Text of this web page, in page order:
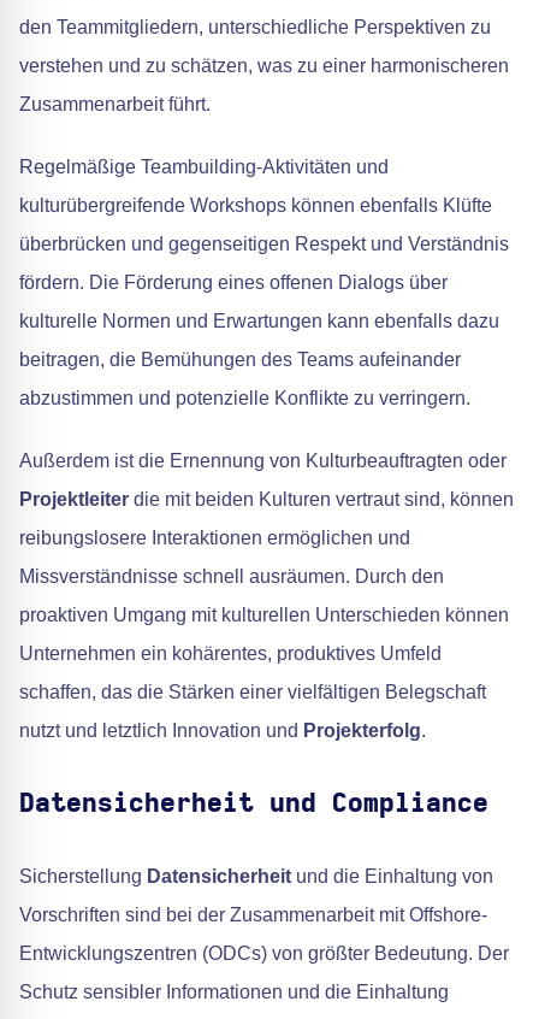
den Teammitgliedern, unterschiedliche Perspektiven zu
verstehen und zu schätzen, was zu einer harmonischeren
Zusammenarbeit führt.
Regelmäßige Teambuilding-Aktivitäten und
kulturübergreifende Workshops können ebenfalls Klüfte
überbrücken und gegenseitigen Respekt und Verständnis
fördern. Die Förderung eines offenen Dialogs über
kulturelle Normen und Erwartungen kann ebenfalls dazu
beitragen, die Bemühungen des Teams aufeinander
abzustimmen und potenzielle Konflikte zu verringern.
Außerdem ist die Ernennung von Kulturbeauftragten oder
Projektleiter die mit beiden Kulturen vertraut sind, können
reibungslosere Interaktionen ermöglichen und
Missverständnisse schnell ausräumen. Durch den
proaktiven Umgang mit kulturellen Unterschieden können
Unternehmen ein kohärentes, produktives Umfeld
schaffen, das die Stärken einer vielfältigen Belegschaft
nutzt und letztlich Innovation und Projekterfolg.
Datensicherheit und Compliance
Sicherstellung Datensicherheit und die Einhaltung von
Vorschriften sind bei der Zusammenarbeit mit Offshore-
Entwicklungszentren (ODCs) von größter Bedeutung. Der
Schutz sensibler Informationen und die Einhaltung